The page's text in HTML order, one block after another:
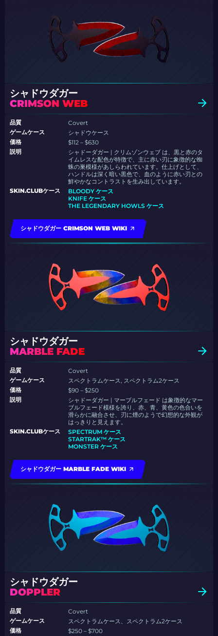
シャドウダガー
CRIMSON WEB
品質
Covert
ゲームケース
シャドウケース
価格
$112 – $630
説明
シャドーダガー | クリムゾンウェブ は、黒と赤のタ
イムレスな配色が特徴で、主に赤い刃に象徴的な蜘
蛛の巣模様があしらわれています。仕上げとして、
ハンドルは深く暗い黒色で、血のように赤い刃との
鮮やかなコントラストを生み出しています。
SKIN.CLUBケース
BLOODY ケース
KNIFE ケース
THE LEGENDARY HOWLS ケース
シャドウダガー CRIMSON WEB WIKI
シャドウダガー
MARBLE FADE
品質
Covert
ゲームケース
スペクトラムケース, スペクトラム2ケース
価格
$90 – $250
説明
シャドーダガー | マーブルフェード は象徴的なマー
ブルフェード模様を誇り、赤、青、黄色の色合いを
滑らかに融合させ、刃に煙のようで幻想的な外観が
はっきりと見えます。
SKIN.CLUBケース
SPECTRUM ケース
STARTRAK™ ケース
MONSTER ケース
シャドウダガー MARBLE FADE WIKI
シャドウダガー
DOPPLER
品質
Covert
ゲームケース
スペクトラムケース、スペクトラム2ケース
価格
$250 – $700